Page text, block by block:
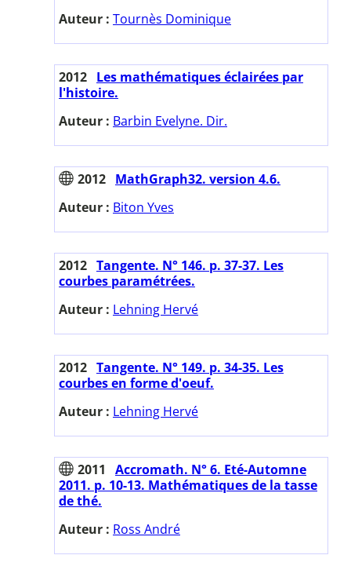
Auteur : Tournès Dominique
2012 Les mathématiques éclairées par
l'histoire.
Auteur : Barbin Evelyne. Dir.
2012 MathGraph32. version 4.6.
Auteur : Biton Yves
2012 Tangente. N° 146. p. 37-37. Les
courbes paramétrées.
Auteur : Lehning Hervé
2012 Tangente. N° 149. p. 34-35. Les
courbes en forme d'oeuf.
Auteur : Lehning Hervé
2011
Accromath. N° 6. Eté-Automne
2011. p. 10-13. Mathématiques de la tasse
de thé.
Auteur : Ross André